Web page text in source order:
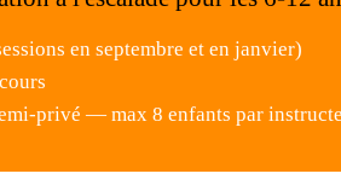
en septembre et en janvier)
privé — max 8 enfants par